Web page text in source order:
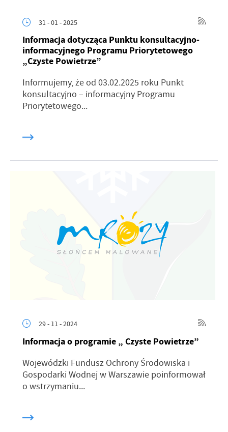
31 - 01 - 2025
Informacja dotycząca Punktu konsultacyjno-
informacyjnego Programu Priorytetowego
„Czyste Powietrze”
Informujemy, że od 03.02.2025 roku Punkt
konsultacyjno – informacyjny Programu
Priorytetowego...
29 - 11 - 2024
Informacja o programie „ Czyste Powietrze”
Wojewódzki Fundusz Ochrony Środowiska i
Gospodarki Wodnej w Warszawie poinformował
o wstrzymaniu...